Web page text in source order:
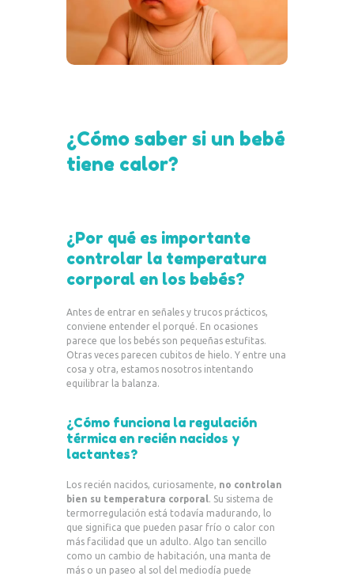
¿Cómo saber si un bebé
tiene calor?
¿Por qué es importante
controlar la temperatura
corporal en los bebés?
Antes de entrar en señales y trucos prácticos,
conviene entender el porqué. En ocasiones
parece que los bebés son pequeñas estufitas.
Otras veces parecen cubitos de hielo. Y entre una
cosa y otra, estamos nosotros intentando
equilibrar la balanza.
¿Cómo funciona la regulación
térmica en recién nacidos y
lactantes?
Los recién nacidos, curiosamente, no controlan
bien su temperatura corporal. Su sistema de
termorregulación está todavía madurando, lo
que significa que pueden pasar frío o calor con
más facilidad que un adulto. Algo tan sencillo
como un cambio de habitación, una manta de
más o un paseo al sol del mediodía puede